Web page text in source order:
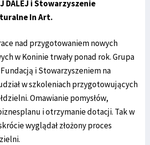
DALEJ i Stowarzyszenie
In Art.
nad przygotowaniem nowych
w Koninie trwały ponad rok. Grupa
i Stowarzyszeniem na
w szkoleniach przygotowujących
Omawianie pomysłów,
i otrzymanie dotacji. Tak w
wyglądał złożony proces